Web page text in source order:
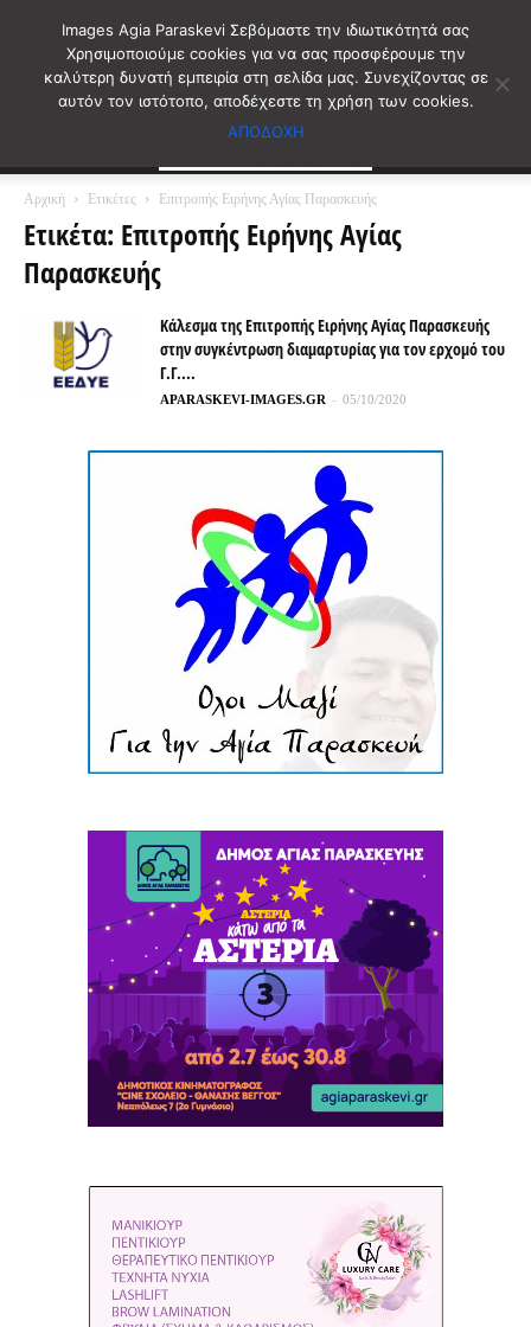
Αρχική Ετικέτες Επιτροπής Ειρήνης Αγίας Παρασκευής
Ετικέτα: Επιτροπής Ειρήνης Αγίας
Παρασκευής
Κάλεσμα της Επιτροπής Ειρήνης Αγίας Παρασκευής
στην συγκέντρωση διαμαρτυρίας για τον ερχομό του
Γ.Γ....
APARASKEVI-IMAGES.GR - 05/10/2020
Images Agia Paraskevi Σεβόμαστε την ιδιωτικότητά σας
Χρησιμοποιούμε cookies για να σας προσφέρουμε την
καλύτερη δυνατή εμπειρία στη σελίδα μας. Συνεχίζοντας σε
αυτόν τον ιστότοπο, αποδέχεστε τη χρήση των cookies.
ΑΠΟΔΟΧΗ